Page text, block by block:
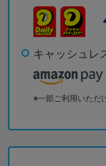
キャッシュレ
※一部ご利用いただ